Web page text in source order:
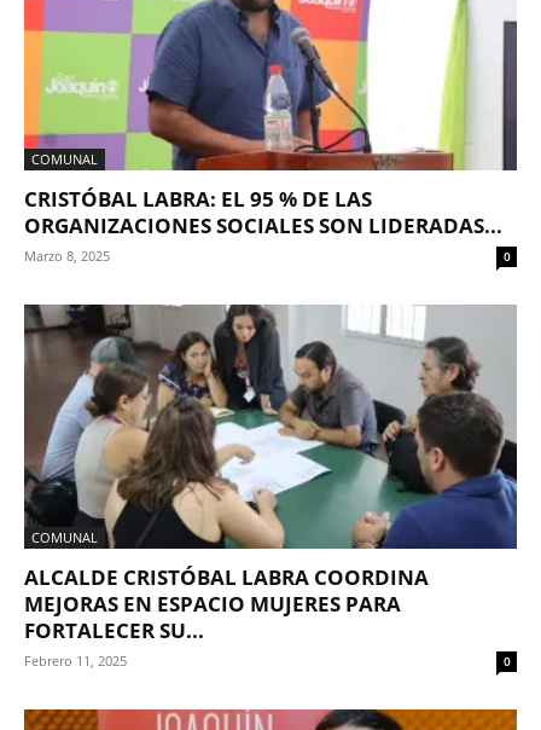
COMUNAL
CRISTÓBAL LABRA: EL 95 % DE LAS
ORGANIZACIONES SOCIALES SON LIDERADAS...
Marzo 8, 2025 0
COMUNAL
ALCALDE CRISTÓBAL LABRA COORDINA
MEJORAS EN ESPACIO MUJERES PARA
FORTALECER SU...
Febrero 11, 2025 0